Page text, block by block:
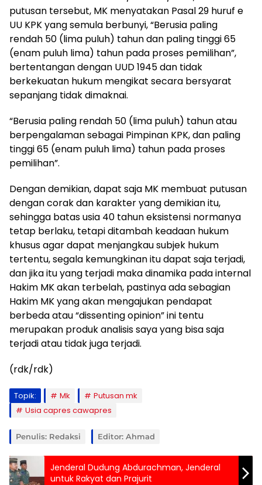
putusan tersebut, MK menyatakan Pasal 29 huruf e
UU KPK yang semula berbunyi, “Berusia paling
rendah 50 (lima puluh) tahun dan paling tinggi 65
(enam puluh lima) tahun pada proses pemilihan”,
bertentangan dengan UUD 1945 dan tidak
berkekuatan hukum mengikat secara bersyarat
sepanjang tidak dimaknai.
“Berusia paling rendah 50 (lima puluh) tahun atau
berpengalaman sebagai Pimpinan KPK, dan paling
tinggi 65 (enam puluh lima) tahun pada proses
pemilihan”.
Dengan demikian, dapat saja MK membuat putusan
dengan corak dan karakter yang demikian itu,
sehingga batas usia 40 tahun eksistensi normanya
tetap berlaku, tetapi ditambah keadaan hukum
khusus agar dapat menjangkau subjek hukum
tertentu, segala kemungkinan itu dapat saja terjadi,
dan jika itu yang terjadi maka dinamika pada internal
Hakim MK akan terbelah, pastinya ada sebagian
Hakim MK yang akan mengajukan pendapat
berbeda atau “dissenting opinion” ini tentu
merupakan produk analisis saya yang bisa saja
terjadi atau tidak juga terjadi.
(rdk/rdk)
Topik: Mk
Putusan mk
Usia capres cawapres
Penulis: Redaksi Editor: Ahmad
Jenderal Dudung Abdurachman, Jenderal
untuk Rakyat dan Prajurit